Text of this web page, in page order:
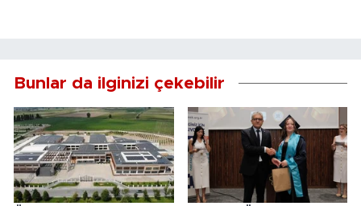
Bunlar da ilginizi çekebilir